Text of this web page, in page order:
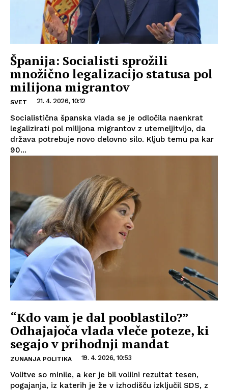
Španija: Socialisti sprožili
množično legalizacijo statusa pol
milijona migrantov
SVET 21. 4. 2026, 10:12
Socialistična španska vlada se je odločila naenkrat
legalizirati pol milijona migrantov z utemeljitvijo, da
država potrebuje novo delovno silo. Kljub temu pa kar
90...
“Kdo vam je dal pooblastilo?”
Odhajajoča vlada vleče poteze, ki
segajo v prihodnji mandat
ZUNANJA POLITIKA 19. 4. 2026, 10:53
Volitve so minile, a ker je bil volilni rezultat tesen,
pogajanja, iz katerih je že v izhodišču izključil SDS, z